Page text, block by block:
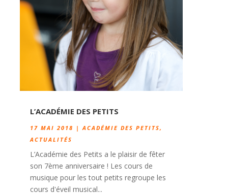
L’ACADÉMIE DES PETITS
17 MAI 2018 | ACADÉMIE DES PETITS,
ACTUALITÉS
L’Académie des Petits a le plaisir de fêter
son 7ème anniversaire ! Les cours de
musique pour les tout petits regroupe les
cours d'éveil musical...